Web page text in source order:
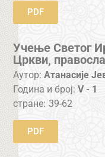
PDF
Учење Светог
Цркви,
Аутор: Атанасије
Година и број:V - 1
стране: 39-62
PDF